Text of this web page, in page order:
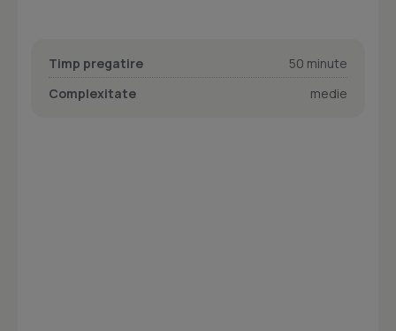
Timp pregatire
50 minute
Complexitate
medie